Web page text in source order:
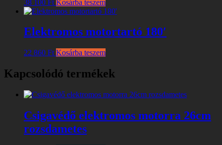
38 100 Ft Kosárba teszem
Elektromos motortartó 180′
22 860 Ft Kosárba teszem
Kapcsolódó termékek
Csigavédő elektromos motorra 26cm
rozsdametes